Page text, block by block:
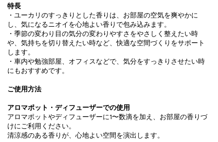
特長
・ユーカリのすっきりとした香りは、お部屋の空気を爽やかに
し、気になるニオイを心地よい香りで包み込みます。
・季節の変わり目の気分の変わりやすさをやさしく整えたい時
や、気持ちを切り替えたい時など、快適な空間づくりをサポート
します。
・車内や勉強部屋、オフィスなどで、気分をすっきりさせたい時
にもおすすめです。
ご使用方法
アロマポット・ディフューザーでの使用
アロマポットやディフューザーに1〜数滴を加え、お部屋の香りづ
けにご利用ください。
清涼感のある香りが、心地よい空間を演出します。